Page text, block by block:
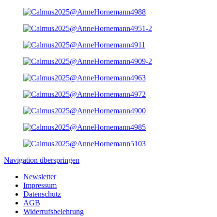
Navigation überspringen
Newsletter
Impressum
Datenschutz
AGB
Widerrufsbelehrung